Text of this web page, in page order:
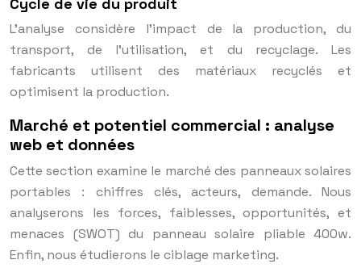
L’analyse considère l’impact de la production, du
transport, de l’utilisation, et du recyclage. Les
fabricants utilisent des matériaux recyclés et
optimisent la production.
Marché et potentiel commercial : analyse
web et données
Cette section examine le marché des panneaux solaires
portables : chiffres clés, acteurs, demande. Nous
analyserons les forces, faiblesses, opportunités, et
menaces (SWOT) du panneau solaire pliable 400w.
Enfin, nous étudierons le ciblage marketing.